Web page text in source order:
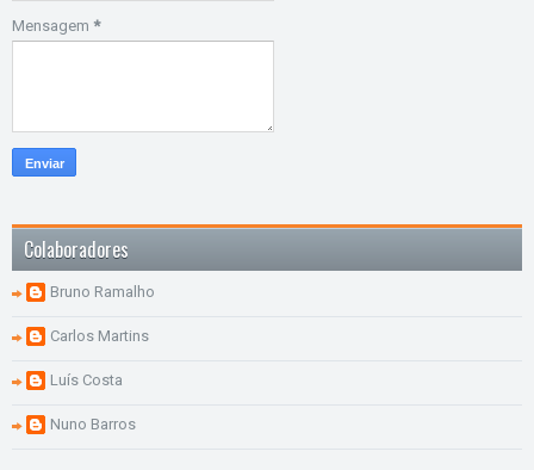
Mensagem *
Colaboradores
Bruno Ramalho
Carlos Martins
Luís Costa
Nuno Barros